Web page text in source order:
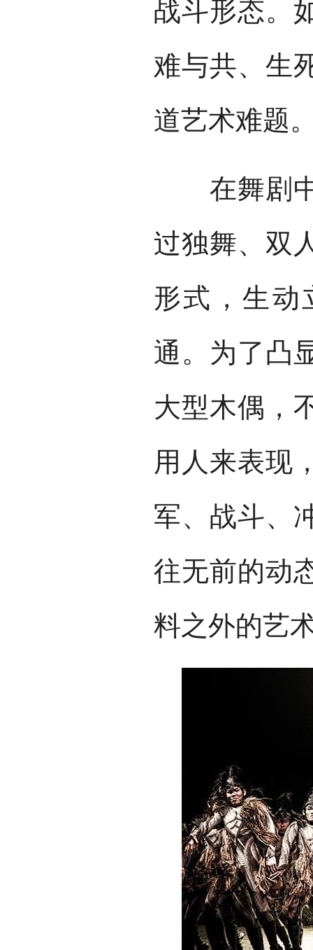
战斗形态。
难与共、生
道艺术难题
在舞剧中
过独舞、双
形式，生动
通。为了凸
大型木偶，
用人来表现
军、战斗、
往无前的动
料之外的艺